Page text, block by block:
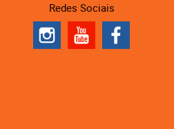
Redes Sociais